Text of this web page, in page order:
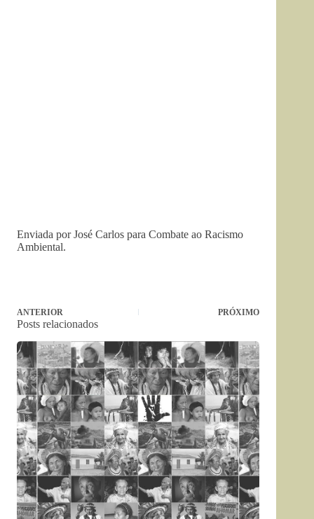
Enviada por José Carlos para Combate ao Racismo
Ambiental.
ANTERIOR PRÓXIMO
Posts relacionados